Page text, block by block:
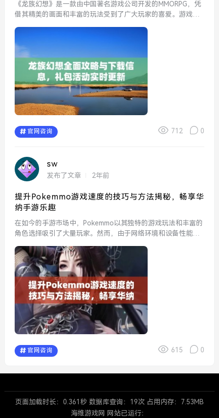
《龙族幻想》是一款由中国著名游戏公司开发的MMORPG，凭
借其精美的画面和丰富的玩法受到了广大玩家的喜爱。游戏以
玩家...
官网咨询 712 0
sw
发布了文章 2年前
提升Pokemmo游戏速度的技巧与方法揭秘，畅享华
纳手游乐趣
在如今的手游市场中，Pokemmo以其独特的游戏玩法和丰富的
角色选择吸引了大量玩家。然而，由于网络环境和设备性能的
了帮助大家更好地享受Pokemmo的乐趣，本文将揭秘一些...
官网咨询 615 0
页面加载时长：0.361秒 数据库查询：19次 占用内存：7.53MB
海维游戏网 网站已运行：